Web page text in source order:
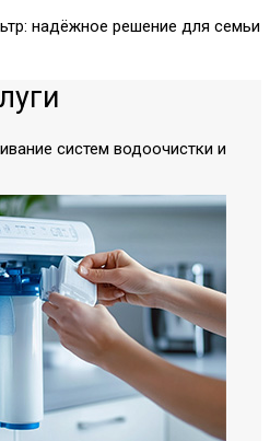
систем водоочистки и